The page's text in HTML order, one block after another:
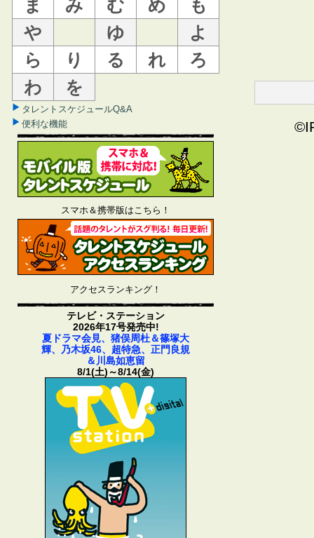
ま
み む め
も
や
ゆ
よ
ら
り る れ
ろ
わ
を
タレントスケジュールQ&A
便利な機能
スマホ＆携帯版はこちら！
アクセスランキング！
テレビ・ステーション
2026年17号発売中!
夏ドラマ会見、猪俣周杜＆篠塚大
輝、乃木坂46、超特急、正門良規
＆川島如恵留
8/1(土)～8/14(金)